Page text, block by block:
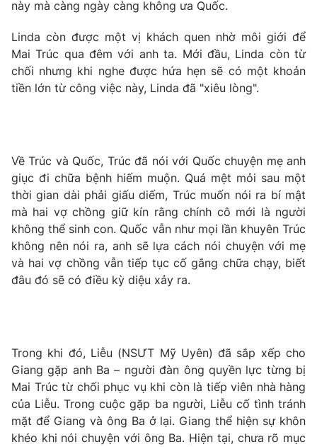
Tư vấn
Chuyên mục khác
Emagazine Podcast
VTV Money VTV Thể thao
VTV Sức khoẻ Bất động sản
Thị trường 24h Tấm lòng Việt
VTV9 VTV8
Liên hệ tòa soạn English
này mà càng ngày càng không ưa Quốc.
Linda còn được một vị khách quen nhờ môi giới để
Mai Trúc qua đêm với anh ta. Mới đầu, Linda còn từ
chối nhưng khi nghe được hứa hẹn sẽ có một khoản
tiền lớn từ công việc này, Linda đã "xiêu lòng".
Về Trúc và Quốc, Trúc đã nói với Quốc chuyện mẹ anh
giục đi chữa bệnh hiếm muộn. Quá mệt mỏi sau một
thời gian dài phải giấu diếm, Trúc muốn nói ra bí mật
mà hai vợ chồng giữ kín rằng chính cô mới là người
không thể sinh con. Quốc vẫn như mọi lần khuyên Trúc
không nên nói ra, anh sẽ lựa cách nói chuyện với mẹ
và hai vợ chồng vẫn tiếp tục cố gắng chữa chạy, biết
đâu đó sẽ có điều kỳ diệu xảy ra.
Trong khi đó, Liễu (NSƯT Mỹ Uyên) đã sắp xếp cho
Giang gặp anh Ba – người đàn ông quyền lực từng bị
Mai Trúc từ chối phục vụ khi còn là tiếp viên nhà hàng
của Liễu. Trong cuộc gặp ba người, Liễu cố tình tránh
mặt để Giang và ông Ba ở lại. Giang thể hiện sự khôn
khéo khi nói chuyện với ông Ba. Hiện tại, chưa rõ mục